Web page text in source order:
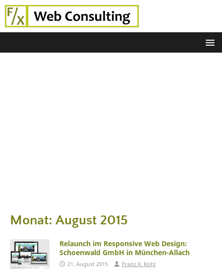
Monat: August 2015
Relaunch im Responsive Web Design:
Schoenwald GmbH in München-Allach
21. August 2015 Franz X. Kohl